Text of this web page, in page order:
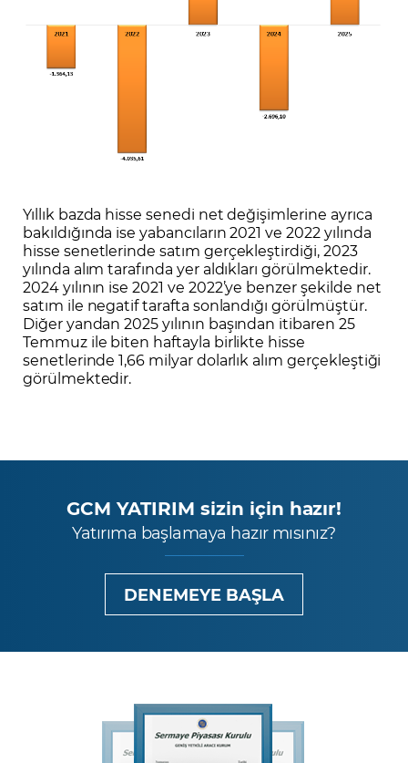
Yıllık bazda hisse senedi net değişimlerine ayrıca
bakıldığında ise yabancıların 2021 ve 2022 yılında
hisse senetlerinde satım gerçekleştirdiği, 2023
yılında alım tarafında yer aldıkları görülmektedir.
2024 yılının ise 2021 ve 2022’ye benzer şekilde net
satım ile negatif tarafta sonlandığı görülmüştür.
Diğer yandan 2025 yılının başından itibaren 25
Temmuz ile biten haftayla birlikte hisse
senetlerinde 1,66 milyar dolarlık alım gerçekleştiği
görülmektedir.
GCM YATIRIM sizin için hazır!
Yatırıma başlamaya hazır mısınız?
DENEMEYE BAŞLA